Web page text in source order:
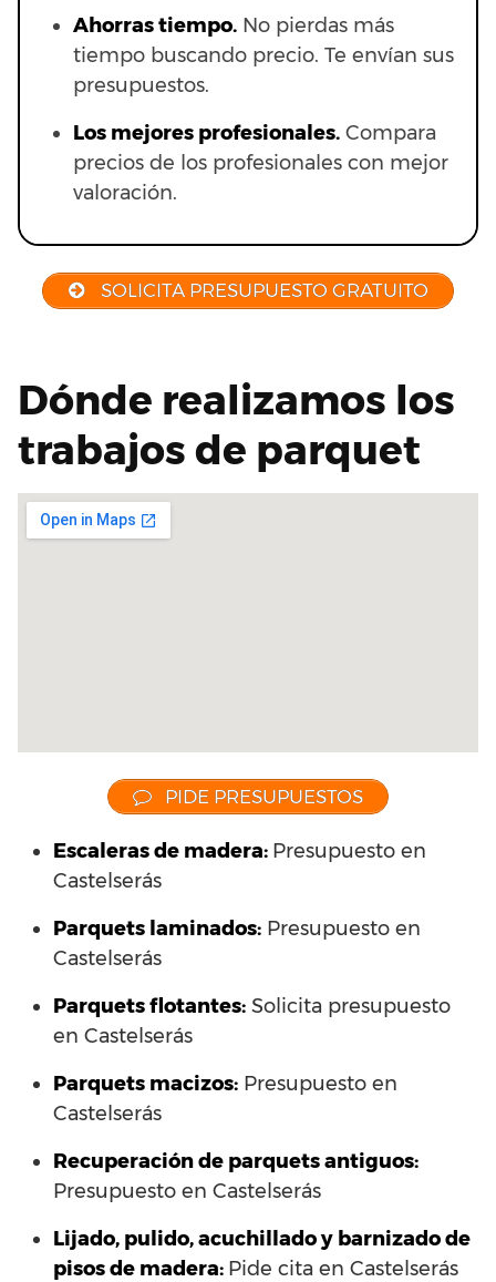
Ahorras tiempo. No pierdas más
tiempo buscando precio. Te envían sus
presupuestos.
Los mejores profesionales. Compara
precios de los profesionales con mejor
valoración.
SOLICITA PRESUPUESTO GRATUITO
Dónde realizamos los
trabajos de parquet
PIDE PRESUPUESTOS
Escaleras de madera: Presupuesto en
Castelserás
Parquets laminados: Presupuesto en
Castelserás
Parquets flotantes: Solicita presupuesto
en Castelserás
Parquets macizos: Presupuesto en
Castelserás
Recuperación de parquets antiguos:
Presupuesto en Castelserás
Lijado, pulido, acuchillado y barnizado de
pisos de madera: Pide cita en Castelserás